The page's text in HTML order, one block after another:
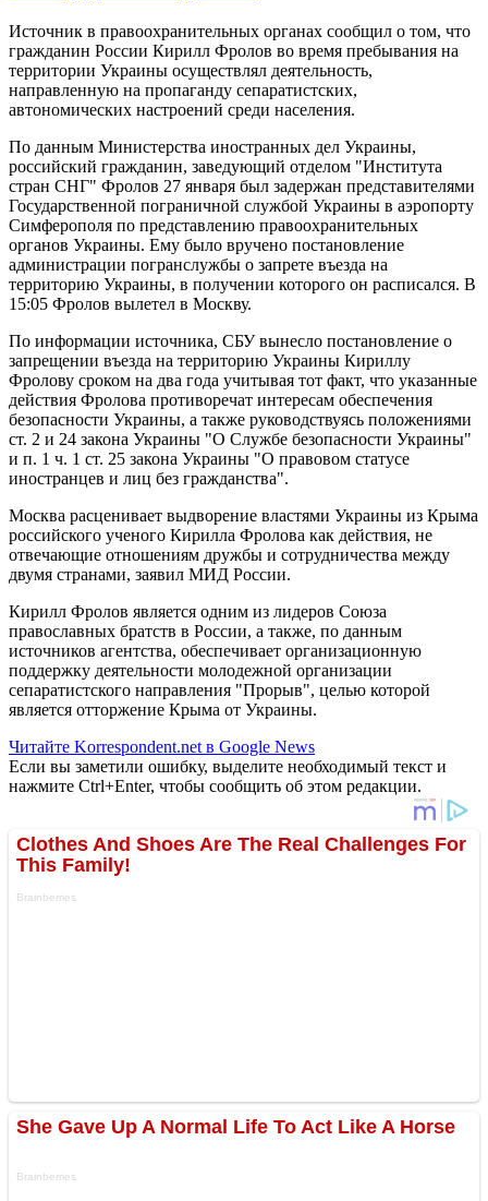
Источник в правоохранительных органах сообщил о том, что
гражданин России Кирилл Фролов во время пребывания на
территории Украины осуществлял деятельность,
направленную на пропаганду сепаратистских,
автономических настроений среди населения.
По данным Министерства иностранных дел Украины,
российский гражданин, заведующий отделом "Института
стран СНГ" Фролов 27 января был задержан представителями
Государственной пограничной службой Украины в аэропорту
Симферополя по представлению правоохранительных
органов Украины. Ему было вручено постановление
администрации погранслужбы о запрете въезда на
территорию Украины, в получении которого он расписался. В
15:05 Фролов вылетел в Москву.
По информации источника, СБУ вынесло постановление о
запрещении въезда на территорию Украины Кириллу
Фролову сроком на два года учитывая тот факт, что указанные
действия Фролова противоречат интересам обеспечения
безопасности Украины, а также руководствуясь положениями
ст. 2 и 24 закона Украины "О Службе безопасности Украины"
и п. 1 ч. 1 ст. 25 закона Украины "О правовом статусе
иностранцев и лиц без гражданства".
Москва расценивает выдворение властями Украины из Крыма
российского ученого Кирилла Фролова как действия, не
отвечающие отношениям дружбы и сотрудничества между
двумя странами, заявил МИД России.
Кирилл Фролов является одним из лидеров Союза
православных братств в России, а также, по данным
источников агентства, обеспечивает организационную
поддержку деятельности молодежной организации
сепаратистского направления "Прорыв", целью которой
является отторжение Крыма от Украины.
Читайте Korrespondent.net в Google News
Если вы заметили ошибку, выделите необходимый текст и
нажмите Ctrl+Enter, чтобы сообщить об этом редакции.